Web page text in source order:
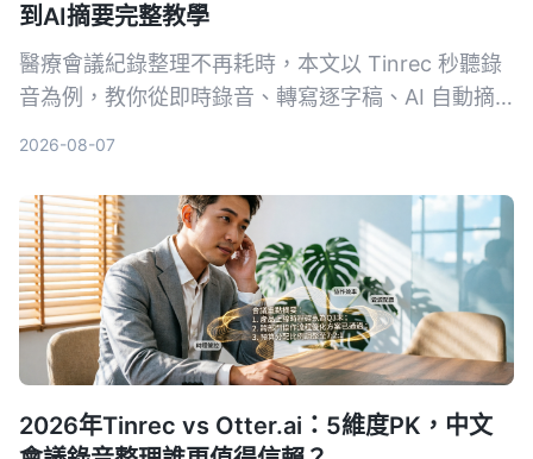
到AI摘要完整教學
醫療會議紀錄整理不再耗時，本文以 Tinrec 秒聽錄
音為例，教你從即時錄音、轉寫逐字稿、AI 自動摘
2026-08-07
2026年Tinrec vs Otter.ai：5維度PK，中文